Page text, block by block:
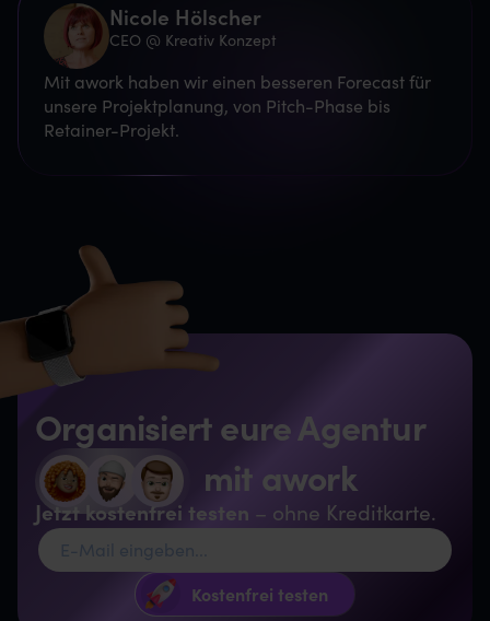
Nicole Hölscher
CEO @ Kreativ Konzept
Mit awork haben wir einen besseren Forecast für
unsere Projektplanung, von Pitch-Phase bis
Retainer-Projekt.
Organisiert eure Agentur
mit awork
Jetzt kostenfrei testen – ohne Kreditkarte.